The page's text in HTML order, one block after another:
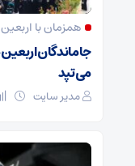
همزمان با
جاماندگان
می‌تپد
مدیر سایت